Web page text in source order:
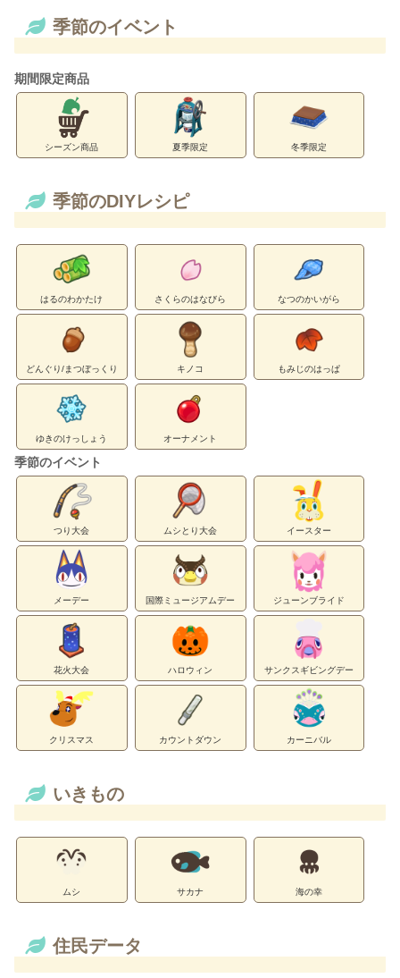
季節のイベント
期間限定商品
シーズン商品 夏季限定 冬季限定
季節のDIYレシピ
はるのわかたけ さくらのはなびら なつのかいがら
どんぐり/まつぼっくり キノコ もみじのはっぱ
ゆきのけっしょう オーナメント
季節のイベント
つり大会 ムシとり大会 イースター
メーデー 国際ミュージアムデー ジューンブライド
花火大会 ハロウィン サンクスギビングデー
クリスマス カウントダウン カーニバル
いきもの
ムシ サカナ 海の幸
住民データ